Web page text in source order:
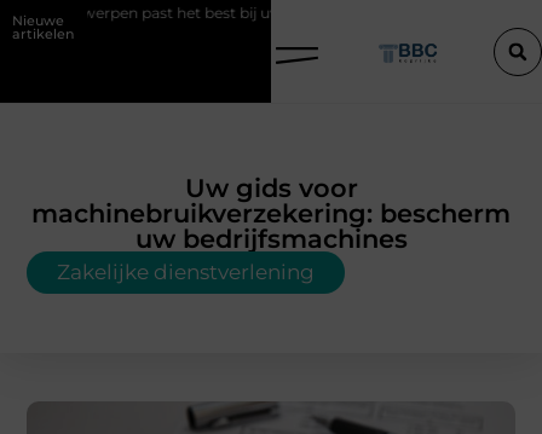
Nieuwe
artikelen
het best bij uw situatie? Een konijn met pit en waarom RaBBiT
Uw gids voor
machinebruikverzekering: bescherm
uw bedrijfsmachines
Zakelijke dienstverlening